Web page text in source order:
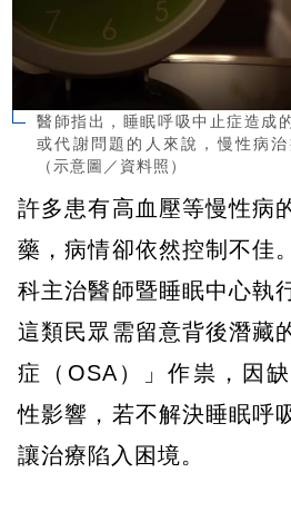
醫師指出，睡眠呼吸中止症造成
或代謝問題的人來說，慢性病治
（示意圖／資料照）
許多患有高血壓等慢性病
藥，病情卻依然控制不佳
科主治醫師暨睡眠中心執
這類民眾需留意背後潛藏
症（OSA）」作祟，因
性影響，若不解決睡眠呼
讓治療陷入困境。